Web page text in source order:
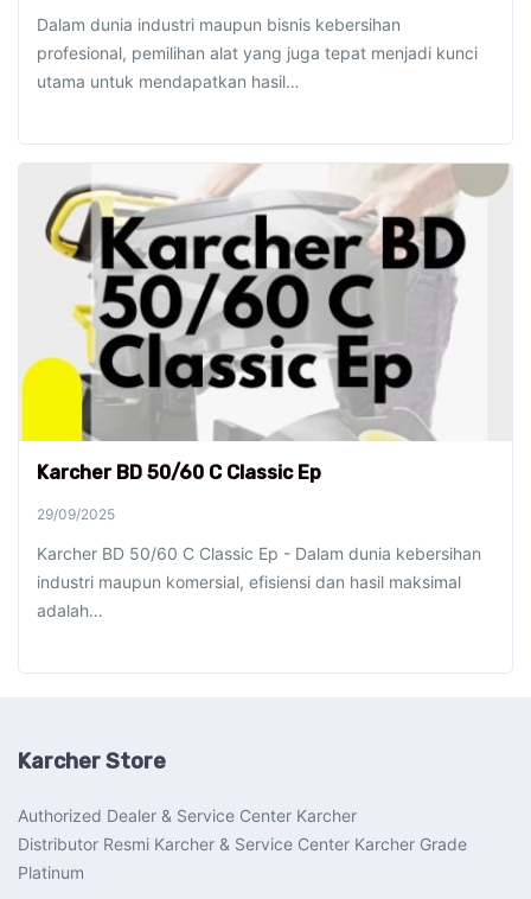
Dalam dunia industri maupun bisnis kebersihan
profesional, pemilihan alat yang juga tepat menjadi kunci
utama untuk mendapatkan hasil…
Karcher BD 50/60 C Classic Ep
29/09/2025
Karcher BD 50/60 C Classic Ep - Dalam dunia kebersihan
industri maupun komersial, efisiensi dan hasil maksimal
adalah…
Karcher Store
Authorized Dealer & Service Center Karcher
Distributor Resmi Karcher & Service Center Karcher Grade
Platinum